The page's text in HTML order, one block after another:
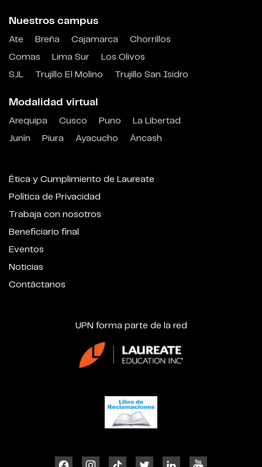
Nuestros campus
Ate Breña Cajamarca
Chorrillos
Comas
Lima Sur
Los Olivos
SJL
Trujillo El Molino Trujillo San Isidro
Modalidad virtual
Arequipa Cusco Puno
La Libertad
Junín
Piura Ayacucho Áncash
Ética y Cumplimiento de Laureate
Política de Privacidad
Trabaja con nosotros
Beneficiario final
Eventos
Noticias
Contáctanos
UPN forma parte de la red